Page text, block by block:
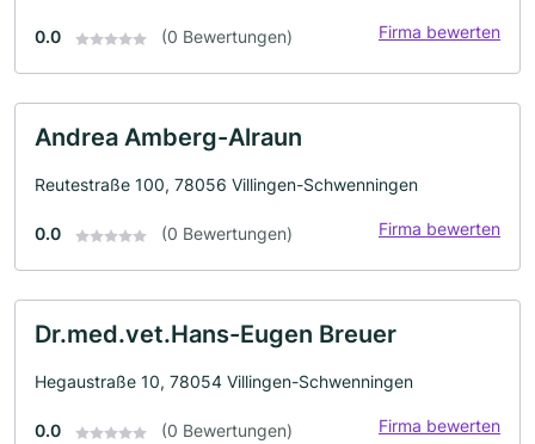
0.0 (0 Bewertungen) Firma bewerten
Andrea Amberg-Alraun
Reutestraße 100, 78056 Villingen-Schwenningen
0.0 (0 Bewertungen) Firma bewerten
Dr.med.vet.Hans-Eugen Breuer
Hegaustraße 10, 78054 Villingen-Schwenningen
0.0 (0 Bewertungen) Firma bewerten